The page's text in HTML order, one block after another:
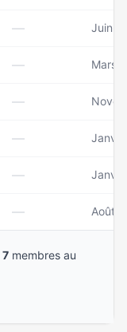
— Juin
— Mars
—
—
—
— Août
7 membres au